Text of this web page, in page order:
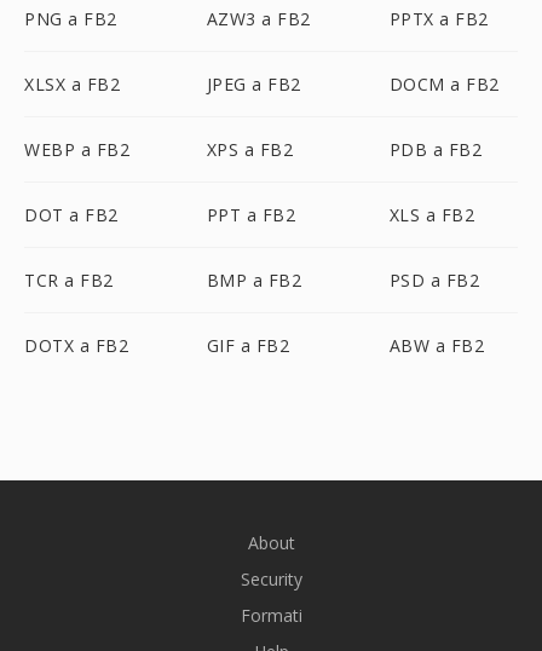
PNG a FB2 AZW3 a FB2 PPTX a FB2
XLSX a FB2 JPEG a FB2 DOCM a FB2
WEBP a FB2 XPS a FB2 PDB a FB2
DOT a FB2 PPT a FB2 XLS a FB2
TCR a FB2 BMP a FB2 PSD a FB2
DOTX a FB2 GIF a FB2 ABW a FB2
About
Security
Formati